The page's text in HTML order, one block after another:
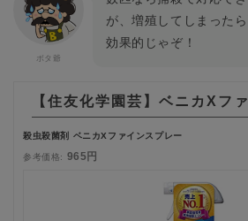
が、増殖してしまった
効果的じゃぞ！
【住友化学園芸】ベニカXフ
殺虫殺菌剤 ベニカXファインスプレー
参考価格: 965円